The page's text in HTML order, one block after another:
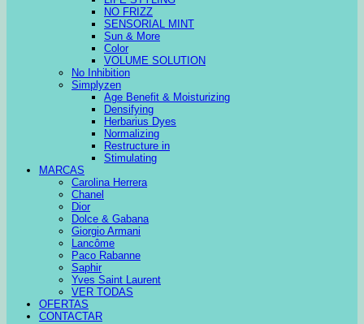
NO FRIZZ
SENSORIAL MINT
Sun & More
Color
VOLUME SOLUTION
No Inhibition
Simplyzen
Age Benefit & Moisturizing
Densifying
Herbarius Dyes
Normalizing
Restructure in
Stimulating
MARCAS
Carolina Herrera
Chanel
Dior
Dolce & Gabana
Giorgio Armani
Lancôme
Paco Rabanne
Saphir
Yves Saint Laurent
VER TODAS
OFERTAS
CONTACTAR